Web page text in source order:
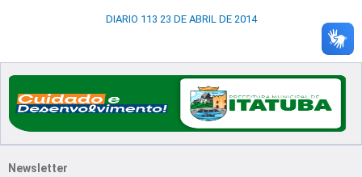
DIARIO 113 23 DE ABRIL DE 2014
Newsletter